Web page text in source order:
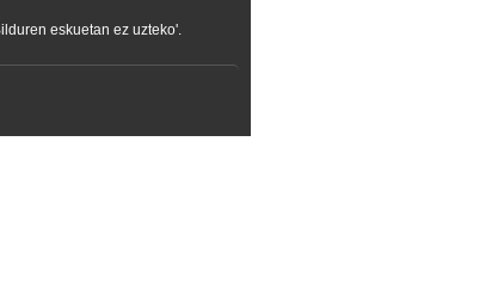
eskuetan ez uzteko'.